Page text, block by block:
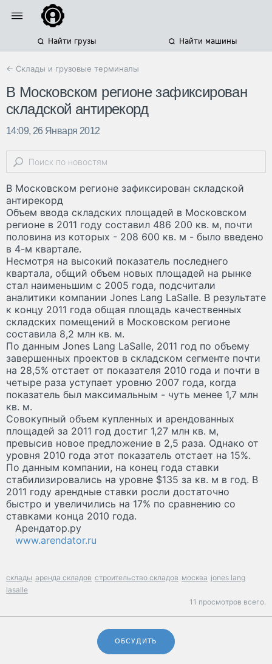
Найти грузы Найти машины
← Склады и грузовые терминалы
В Московском регионе зафиксирован
складской антирекорд
14:09, 26 Января 2012
В Московском регионе зафиксирован складской
антирекорд
Объем ввода складских площадей в Московском
регионе в 2011 году составил 486 200 кв. м, почти
половина из которых - 208 600 кв. м - было введено
в 4-м квартале.
Несмотря на высокий показатель последнего
квартала, общий объем новых площадей на рынке
стал наименьшим с 2005 года, подсчитали
аналитики компании Jones Lang LaSalle. В результате
к концу 2011 года общая площадь качественных
складских помещений в Московском регионе
составила 8,2 млн кв. м.
По данным Jones Lang LaSalle, 2011 год по объему
завершенных проектов в складском сегменте почти
на 28,5% отстает от показателя 2010 года и почти в
четыре раза уступает уровню 2007 года, когда
показатель был максимальным - чуть менее 1,7 млн
кв. м.
Совокупный объем купленных и арендованных
площадей за 2011 год достиг 1,27 млн кв. м,
превысив новое предложение в 2,5 раза. Однако от
уровня 2010 года этот показатель отстает на 15%.
По данным компании, на конец года ставки
стабилизировались на уровне $135 за кв. м в год. В
2011 году арендные ставки росли достаточно
быстро и увеличились на 17% по сравнению со
ставками конца 2010 года.
Арендатор.ру
www.arendator.ru
склады аренда складов строительство складов москва jones lang
lasalle
11 просмотров всего.
ОБСУДИТЬ